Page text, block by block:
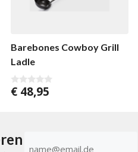
Barebones Cowboy Grill
Ladle
0
v
€ 48,95